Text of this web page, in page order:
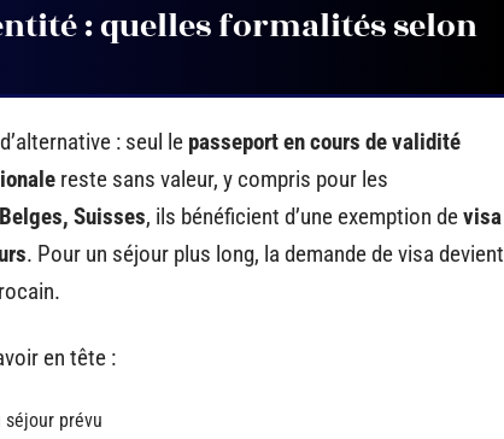
: quelles formalités selon
: seul le passeport en cours de validité
reste sans valeur, y compris pour les
Suisses, ils bénéficient d’une exemption devisa
. Pour un séjour plus long, la demande de visa devient
en tête :
prévu